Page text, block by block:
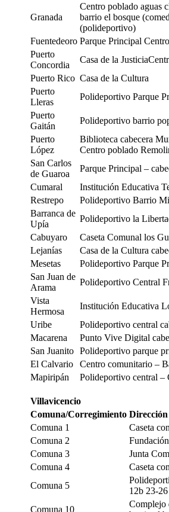
Granada
Centro poblado aguas
barrio el bosque
(polideportivo)
Fuentedeoro Parque Principal
Puerto
Concordia
Casa de la
Puerto Rico Casa de la Cultura
Puerto
Lleras
Polideportivo Parque
Puerto
Gaitán
Polideportivo barrio
Puerto
López
Biblioteca cabecera
Centro poblado
San Carlos
de Guaroa
Parque Principal –
Cumaral
Institución Educativa
Restrepo
Polideportivo Barrio
Barranca de
Upía
Polideportivo la
Cabuyaro
Caseta Comunal los
Lejanías
Casa de la Cultura
Mesetas
Polideportivo Parque
San Juan de
Arama
Polideportivo Central
Vista
Hermosa
Institución Educativa
Uribe
Polideportivo central
Macarena
Punto Vive Digital
San Juanito Polideportivo parque
El Calvario
Centro comunitario –
Mapiripán
Polideportivo central –
Villavicencio
Comuna/Corregimiento Dirección
Comuna 1
Caseta
Comuna 2
Comuna 3
Junta
Comuna 4
Caseta
Comuna 5
12b 23-
Comuna 10
Complejo